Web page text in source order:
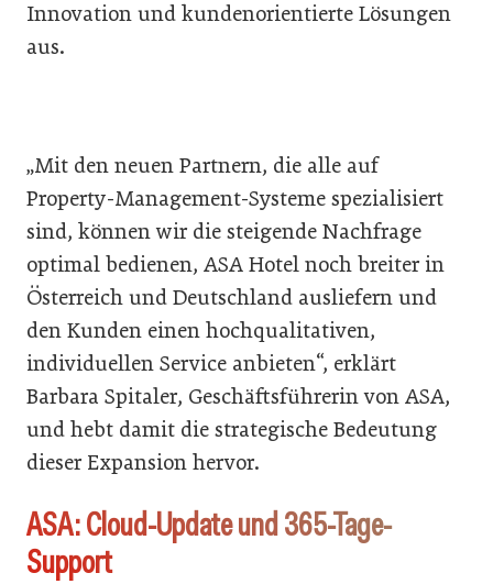
Innovation und kundenorientierte Lösungen
aus.
„Mit den neuen Partnern, die alle auf
Property-Management-Systeme spezialisiert
sind, können wir die steigende Nachfrage
optimal bedienen, ASA Hotel noch breiter in
Österreich und Deutschland ausliefern und
den Kunden einen hochqualitativen,
individuellen Service anbieten“, erklärt
Barbara Spitaler, Geschäftsführerin von ASA,
und hebt damit die strategische Bedeutung
dieser Expansion hervor.
ASA: Cloud-Update und 365-Tage-
Support